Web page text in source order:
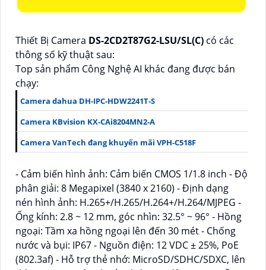
Thiết Bị Camera DS-2CD2T87G2-LSU/SL(C) có các
thông số kỹ thuật sau:
Top sản phẩm Công Nghệ AI khác đang được bán
chạy:
Camera dahua DH-IPC-HDW2241T-S
Camera KBvision KX-CAi8204MN2-A
Camera VanTech đang khuyến mãi VPH-C518F
- Cảm biến hình ảnh: Cảm biến CMOS 1/1.8 inch - Độ
phân giải: 8 Megapixel (3840 x 2160) - Định dạng
nén hình ảnh: H.265+/H.265/H.264+/H.264/MJPEG -
Ống kính: 2.8 ~ 12 mm, góc nhìn: 32.5° ~ 96° - Hồng
ngoại: Tầm xa hồng ngoại lên đến 30 mét - Chống
nước và bụi: IP67 - Nguồn điện: 12 VDC ± 25%, PoE
(802.3af) - Hỗ trợ thẻ nhớ: MicroSD/SDHC/SDXC, lên